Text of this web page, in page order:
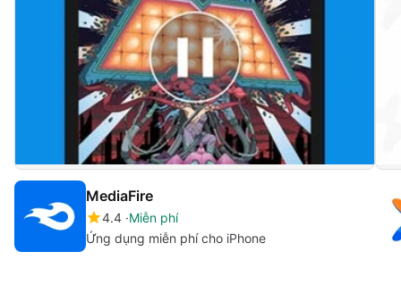
MediaFire
4.4 Miễn phí
Ứng dụng miễn phí cho iPhone